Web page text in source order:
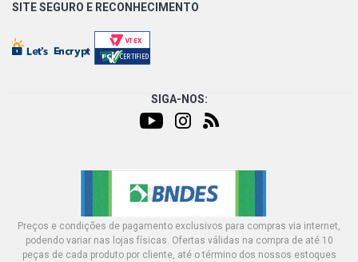
SITE SEGURO E RECONHECIMENTO
SIGA-NOS:
Preços e condições de pagamento exclusivos para compras via internet,
podendo variar nas lojas físicas. Ofertas válidas na compra de até 10
peças de cada produto por cliente, até o término dos nossos estoques